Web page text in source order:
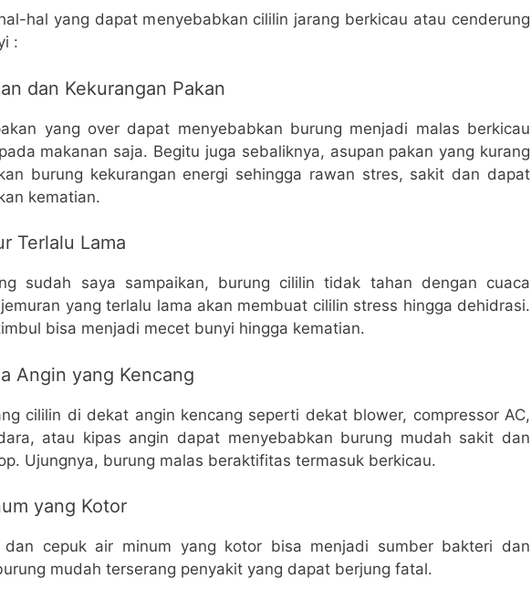
hal yang dapat menyebabkan cililin jarang berkicau atau cenderung
:
dan Kekurangan Pakan
yang over dapat menyebabkan burung menjadi malas berkicau
makanan saja. Begitu juga sebaliknya, asupan pakan yang kurang
burung kekurangan energi sehingga rawan stres, sakit dan dapat
kematian.
Terlalu Lama
sudah saya sampaikan, burung cililin tidak tahan dengan cuaca
yang terlalu lama akan membuat cililin stress hingga dehidrasi.
bisa menjadi mecet bunyi hingga kematian.
Angin yang Kencang
cililin di dekat angin kencang seperti dekat blower, compressor AC,
atau kipas angin dapat menyebabkan burung mudah sakit dan
Ujungnya, burung malas beraktifitas termasuk berkicau.
yang Kotor
dan cepuk air minum yang kotor bisa menjadi sumber bakteri dan
mudah terserang penyakit yang dapat berjung fatal.